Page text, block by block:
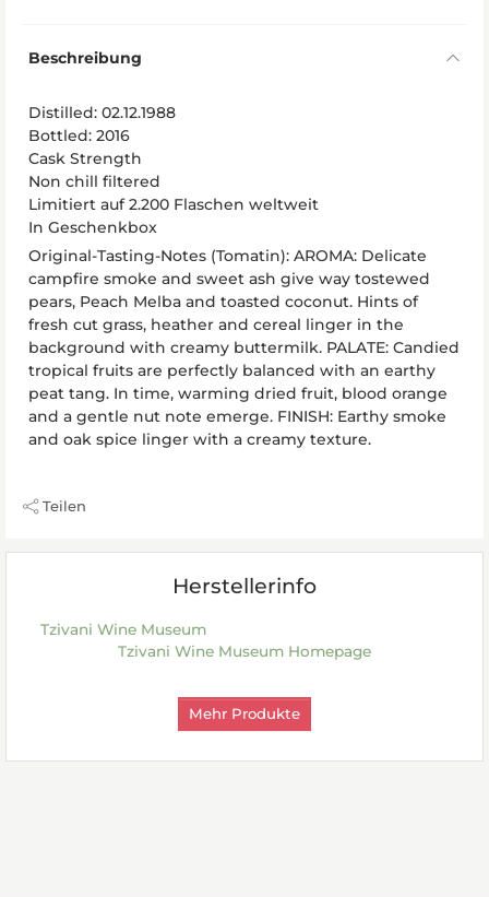
Beschreibung
Distilled: 02.12.1988
Bottled: 2016
Cask Strength
Non chill filtered
Limitiert auf 2.200 Flaschen weltweit
In Geschenkbox
Original-Tasting-Notes (Tomatin): AROMA: Delicate
campfire smoke and sweet ash give way tostewed
pears, Peach Melba and toasted coconut. Hints of
fresh cut grass, heather and cereal linger in the
background with creamy buttermilk. PALATE: Candied
tropical fruits are perfectly balanced with an earthy
peat tang. In time, warming dried fruit, blood orange
and a gentle nut note emerge. FINISH: Earthy smoke
and oak spice linger with a creamy texture.
Teilen
Herstellerinfo
Tzivani Wine Museum
Tzivani Wine Museum Homepage
Mehr Produkte